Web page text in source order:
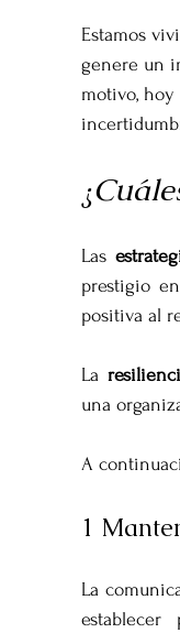
Estamos
genere un
motivo, hoy
Las
prestigio
positiva al
La
una
A
1
La